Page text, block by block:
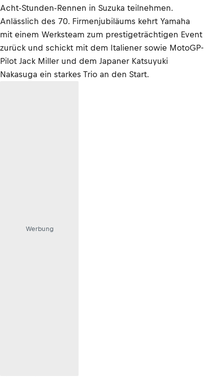
Acht-Stunden-Rennen in Suzuka teilnehmen.
Anlässlich des 70. Firmenjubiläums kehrt Yamaha
mit einem Werksteam zum prestigeträchtigen Event
zurück und schickt mit dem Italiener sowie MotoGP-
Pilot Jack Miller und dem Japaner Katsuyuki
Nakasuga ein starkes Trio an den Start.
Werbung